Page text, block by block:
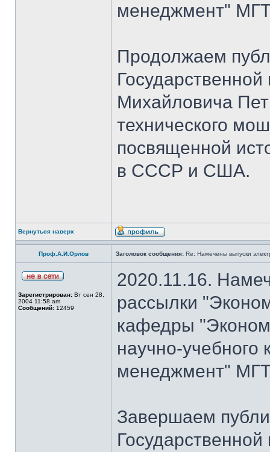
менеджмент"
Продолжаем
Михайловича
технического
посвященной
в СССР и США.
Вернуться наверх
Проф.А.И.Орлов Заголовок сообщения: Re: Намечены выпуски
Зарегистрирован: Вт сен 28,
2004 11:58 am
Сообщений: 12459
2020.11.16.
рассылки
кафедры
научно-
менеджмент"
Завершаем